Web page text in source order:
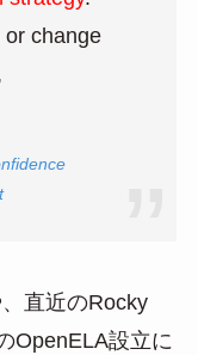
change
直近のRocky
OpenELA設立に